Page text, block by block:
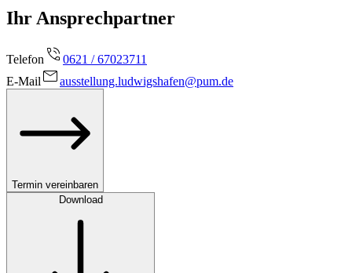
Ihr Ansprechpartner
Telefon
0621 / 67023711
E-Mail
ausstellung.ludwigshafen@pum.de
Termin vereinbaren
Download